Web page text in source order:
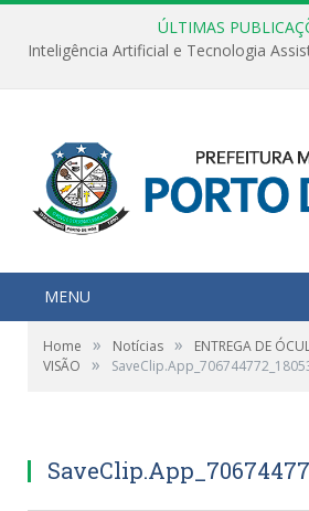
ÚLTIMAS
MENU
Home » Notícias »
ENTREGA DE
VISÃO
»